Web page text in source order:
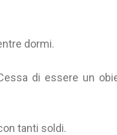
dormi.
di essere un
tanti soldi.